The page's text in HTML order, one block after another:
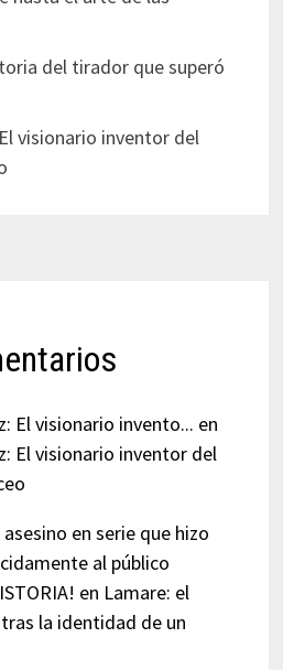
del tirador que superó
visionario inventor del
El visionario invento... en
El visionario inventor del
en serie que hizo
al público
en Lamare: el
la identidad de un